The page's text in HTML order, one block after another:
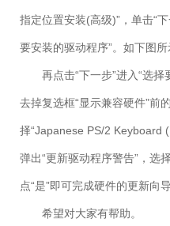
指定位置安装(高级)”，单击“
要安装的驱动程序”。如下图所
再点击“下一步”进入“选
去掉复选框“显示兼容硬件”前
择“Japanese PS/2 Keyboard
弹出“更新驱动程序警告”，选
点“是”即可完成硬件的更新向
希望对大家有帮助。